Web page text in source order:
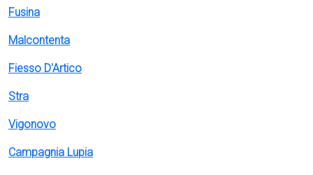
Fusina
Malcontenta
Fiesso D'Artico
Stra
Vigonovo
Campagnia Lupia